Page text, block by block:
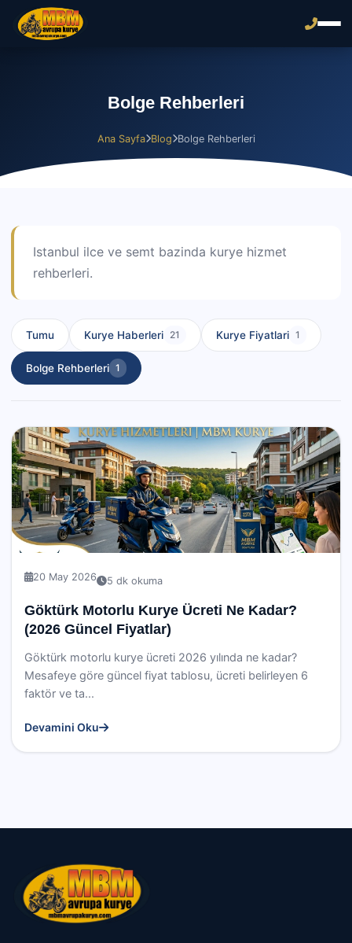
Bolge Rehberleri
Ana Sayfa Blog Bolge Rehberleri
Istanbul ilce ve semt bazinda kurye hizmet
rehberleri.
Tumu Kurye Haberleri 21 Kurye Fiyatlari 1
Bolge Rehberleri 1
20 May 2026 5 dk okuma
Göktürk Motorlu Kurye Ücreti Ne Kadar?
(2026 Güncel Fiyatlar)
Göktürk motorlu kurye ücreti 2026 yılında ne kadar?
Mesafeye göre güncel fiyat tablosu, ücreti belirleyen 6
faktör ve ta...
Devamini Oku